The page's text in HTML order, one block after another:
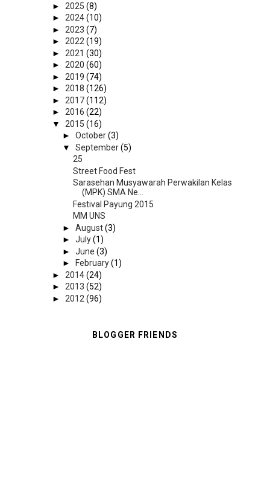
►2025(8)
►2024(10)
►2023(7)
►2022(19)
►2021(30)
►2020(60)
►2019(74)
►2018(126)
►2017(112)
►2016(22)
▼2015(16)
►October(3)
▼September(5)
25
Street Food Fest
Sarasehan Musyawarah Perwakilan Kelas
(MPK) SMA Ne...
Festival Payung 2015
MM UNS
►August(3)
►July(1)
►June(3)
►
February(1)
►2014(24)
►2013(52)
►2012(96)
BLOGGER FRIENDS